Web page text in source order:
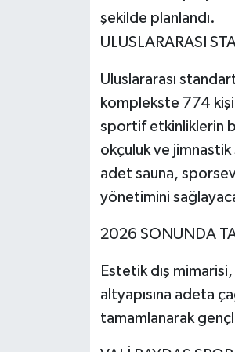
şekilde planlandı.
ULUSLARARASI
Uluslararası
komplekste 774
sportif etkinliklerin
okçuluk ve jimnastik
adet sauna,
yönetimini
2026 SONUNDA
Estetik dış
altyapısına adeta
tamamlanarak
MAGAZİN
Otomobil
POLİTİKA
TEKNOLOJİ